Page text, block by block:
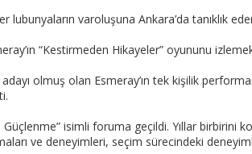
varoluşuna Ankara’da tanıklık
“Kestirmeden Hikayeler” oyununu izlemek
olmuş olan Esmeray’ın tek kişilik
isimli foruma geçildi. Yıllar birbirini
ve deneyimleri, seçim sürecindeki